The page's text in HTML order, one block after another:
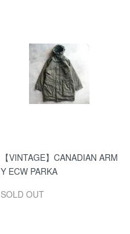
【VINTAGE】CANADIAN ARM
Y ECW PARKA
SOLD OUT